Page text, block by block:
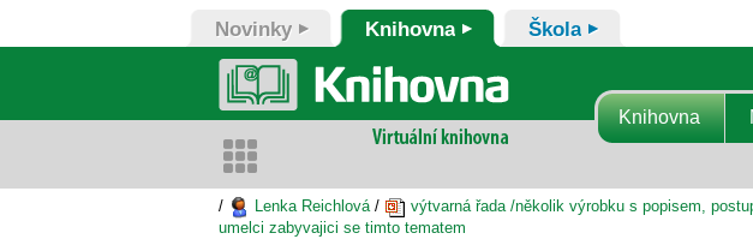
Novinky Knihovna Škola
Knihovna
/ Lenka Reichlová/
výtvarná řada /několik výrobku s popisem,
umelci zabyvajici se timto tematem